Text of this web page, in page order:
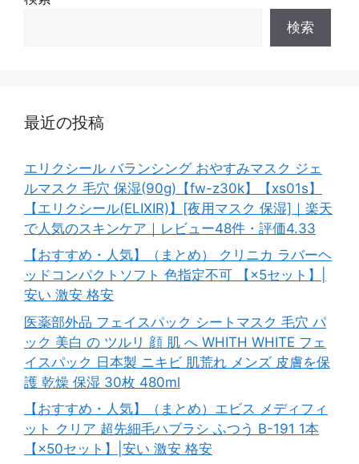
検索
最近の投稿
エリクシール バランシング おやすみマスク ジェ
ルマスク 毛穴 保湿(90g)【fw-z30k】【xs01s】
【エリクシール(ELIXIR)】[夜用マスク 保湿]｜楽天
で人気のスキンケア｜レビュー48件・評価4.33
【おすすめ・人気】（まとめ） クリニカ ラバーヘ
ッドコンパクトソフト 色指定不可 【×5セット】|
安い 激安 格安
医薬部外品 フェイスパック シートマスク 毛穴 パ
ック 美白 の ツルリ 顔 肌 へ WHITH WHITE フェ
イスパック 日本製 ニキビ 肌荒れ メンズ 皮膚を保
護 乾燥 保湿 30枚 480ml
【おすすめ・人気】（まとめ）エビス メディフィ
ット クリア 超先細毛ハブラシ ふつう B-191 1本
【×50セット】|安い 激安 格安